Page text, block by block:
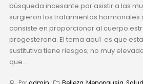
búsqueda incesante por asistir a las
surgieron los tratamientos hormonales
consiste en proporcionar al cuerpo
progesterona. El tema aquí es que
sustitutiva tiene riesgos; no muy
que...